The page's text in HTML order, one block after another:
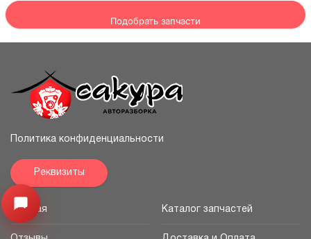
Подобрать запчасти
Узнайте цену запчасти -> Открыть меню
Политика конфиденциальности
Реквизиты
Главная Каталог запчастей